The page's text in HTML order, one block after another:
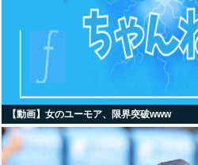
【動画】女のユーモア、限界突破www